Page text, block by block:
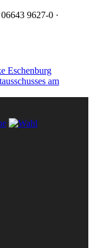
9627-0 ·
Eschenburg
am